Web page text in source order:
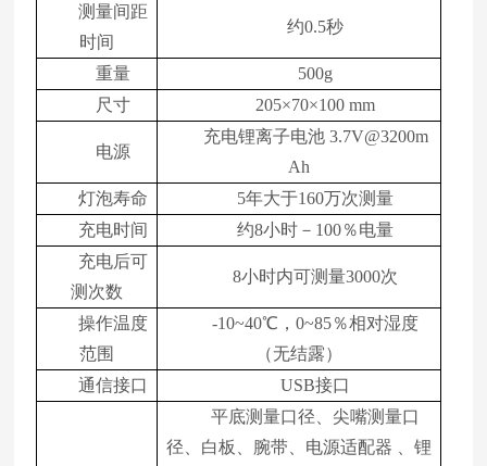
测量间距
时间
约0.5秒
重量
500g
尺寸
205×70×100 mm
电源
充电锂离子电池 3.7V@3200m
Ah
灯泡寿命
5年大于160万次测量
充电时间
约8小时－100％电量
充电后可
测次数
8小时内可测量3000次
操作温度
范围
-10~40℃，0~85％相对湿度
（无结露）
通信接口
USB接口
平底测量口径、尖嘴测量口
径、白板、腕带、电源适配器 、锂